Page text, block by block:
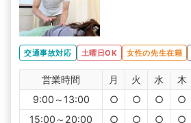
交通事故対応 土曜日OK 女性の先生在籍
営業時間 月 火 水 木
9:00～13:00
○ ○ ○ ○
15:00～20:00
○ ○ ○ ○